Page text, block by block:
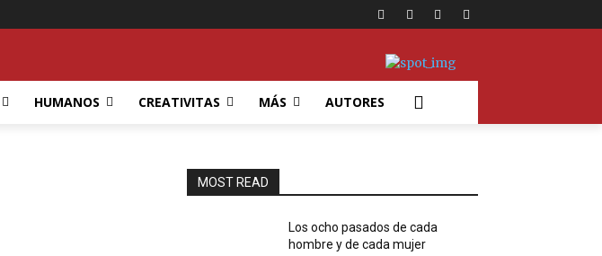
HUMANOS CREATIVITAS MÁS AUTORES
MOST READ
Los ocho pasados de cada
hombre y de cada mujer